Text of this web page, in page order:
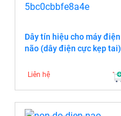
Dây tín hiệu cho máy điện
não (dây điện cực kẹp tai)
Liên hệ